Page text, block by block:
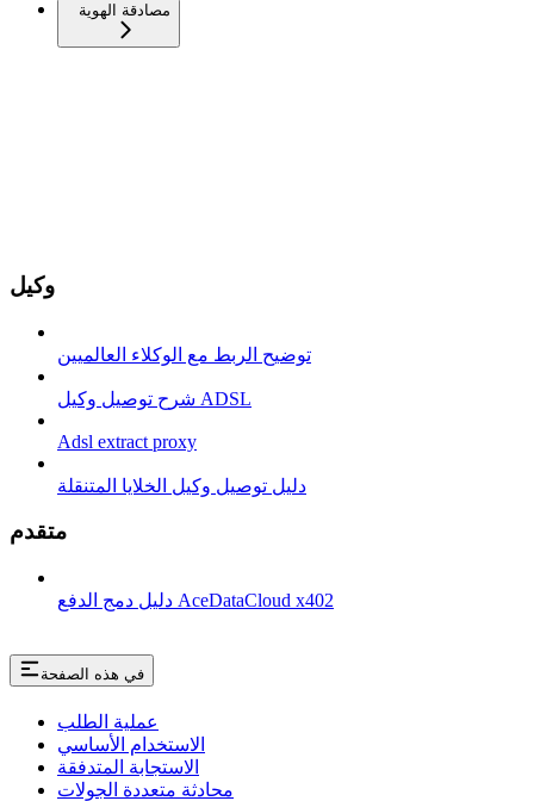
مصادقة الهوية
وكيل
توضيح الربط مع الوكلاء العالميين
شرح توصيل وكيل ADSL
Adsl extract proxy
دليل توصيل وكيل الخلايا المتنقلة
متقدم
دليل دمج الدفع AceDataCloud x402
في هذه الصفحة
عملية الطلب
الاستخدام الأساسي
الاستجابة المتدفقة
محادثة متعددة الجولات